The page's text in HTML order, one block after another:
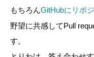
もちろんGitHubにリポ
野望に共感してPull
す。